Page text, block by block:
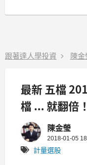
跟著達人學投資 陳金
最新 五檔
檔 ... 就翻倍！
陳金瑩
2018-01-05
計量選股